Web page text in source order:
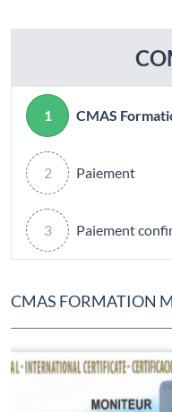
1 CMAS
2 Paiement
3 Paiement
CMAS FORMATION